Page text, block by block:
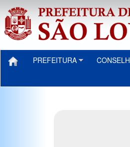
PREFEITURA